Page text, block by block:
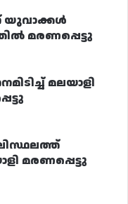
യുവാക്കൾ
മരണപ്പെട്ടു
മലയാളി
മരണപ്പെട്ടു